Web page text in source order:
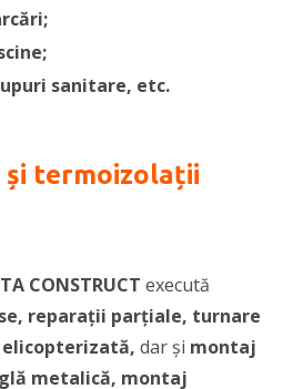
sanitare, etc.
termoizolații
CONSTRUCT execută
reparații parțiale, turnare
elicopterizată, dar și montaj
metalică, montaj